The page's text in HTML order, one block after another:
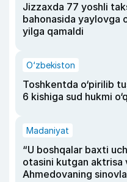
Jizzaxda 77 yoshli
bahonasida yaylovga
yilga qamaldi
O‘zbekiston
Toshkentda o‘pirilib
6 kishiga sud hukmi
Madaniyat
“U boshqalar baxti
otasini kutgan aktrisa
Ahmedovaning